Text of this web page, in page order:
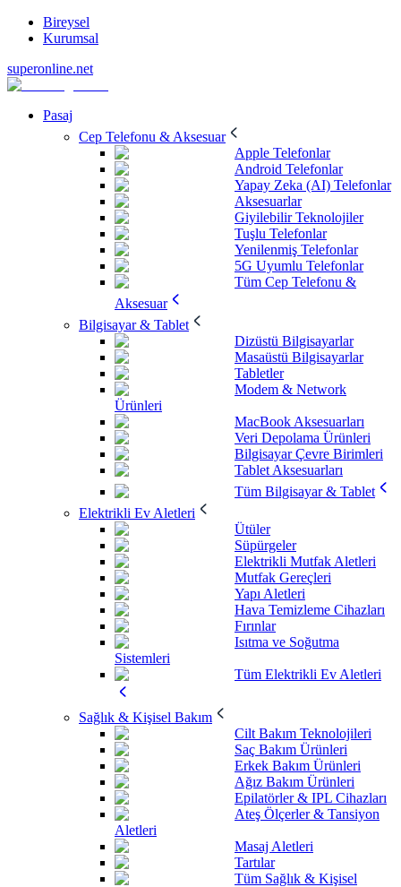
Bireysel
Kurumsal
superonline.net
Pasaj
Cep Telefonu & Aksesuar
Apple Telefonlar
Android Telefonlar
Yapay Zeka (AI) Telefonlar
Aksesuarlar
Giyilebilir Teknolojiler
Tuşlu Telefonlar
Yenilenmiş Telefonlar
5G Uyumlu Telefonlar
Tüm Cep Telefonu &
Aksesuar
Bilgisayar & Tablet
Dizüstü Bilgisayarlar
Masaüstü Bilgisayarlar
Tabletler
Modem & Network
Ürünleri
MacBook Aksesuarları
Veri Depolama Ürünleri
Bilgisayar Çevre Birimleri
Tablet Aksesuarları
Tüm Bilgisayar & Tablet
Elektrikli Ev Aletleri
Ütüler
Süpürgeler
Elektrikli Mutfak Aletleri
Mutfak Gereçleri
Yapı Aletleri
Hava Temizleme Cihazları
Fırınlar
Isıtma ve Soğutma
Sistemleri
Tüm Elektrikli Ev Aletleri
Sağlık & Kişisel Bakım
Cilt Bakım Teknolojileri
Saç Bakım Ürünleri
Erkek Bakım Ürünleri
Ağız Bakım Ürünleri
Epilatörler & IPL Cihazları
Ateş Ölçerler & Tansiyon
Aletleri
Masaj Aletleri
Tartılar
Tüm Sağlık & Kişisel